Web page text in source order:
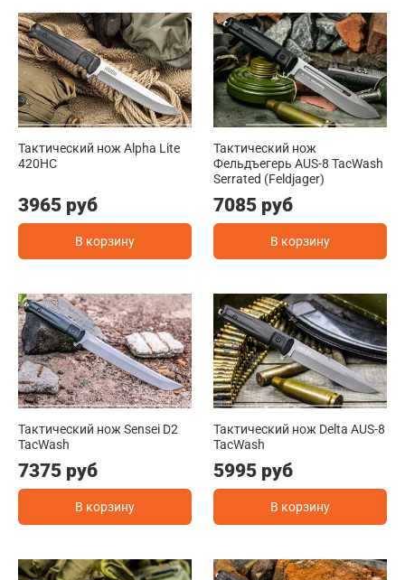
Тактический нож Alpha Lite
420HC
3965 руб
В корзину
Тактический нож
Фельдъегерь AUS-8 TacWash
Serrated (Feldjager)
7085 руб
В корзину
Тактический нож Sensei D2
TacWash
7375 руб
В корзину
Тактический нож Delta AUS-8
TacWash
5995 руб
В корзину